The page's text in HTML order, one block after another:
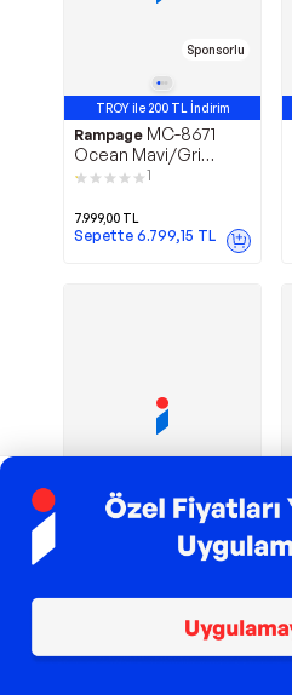
Sponsorlu
TROY ile 200 TL İndirim
Rampage MC-8671
Ocean Mavi/Gri
Oyuncu Koltuğu
1
7.999,00 TL
Sepette 6.799,15 TL
TROY ile 200 TL İndirim
Dynamic